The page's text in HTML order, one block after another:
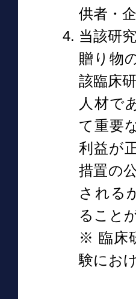
供者・
当該研
贈り物
該臨床
人材で
て重要
利益が
措置の
される
ること
※ 臨床
験にお